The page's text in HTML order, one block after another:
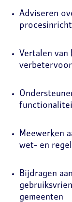
Adviseren
Vertalen van
Meewerken
wet- en
Bijdragen
gemeenten